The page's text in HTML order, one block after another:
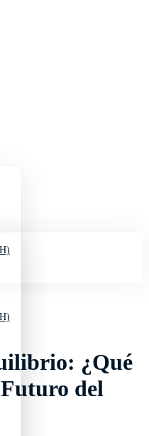
¿Qué
del